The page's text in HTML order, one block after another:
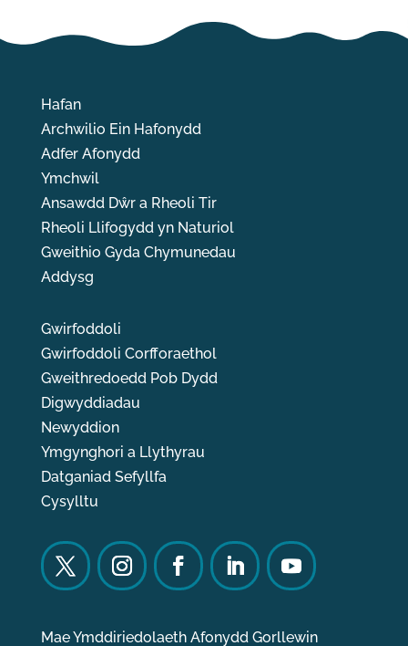
Hafan
Archwilio Ein Hafonydd
Adfer Afonydd
Ymchwil
Ansawdd Dŵr a Rheoli Tir
Rheoli Llifogydd yn Naturiol
Gweithio Gyda Chymunedau
Addysg
Gwirfoddoli
Gwirfoddoli Corfforaethol
Gweithredoedd Pob Dydd
Digwyddiadau
Newyddion
Ymgynghori a Llythyrau
Datganiad Sefyllfa
Cysylltu
Mae Ymddiriedolaeth Afonydd Gorllewin